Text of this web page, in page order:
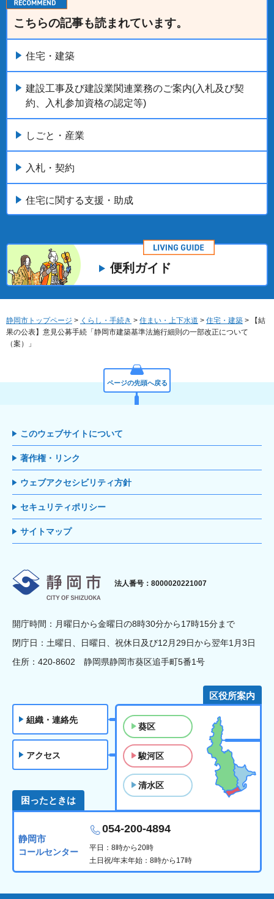
こちらの記事も読まれています。
住宅・建築
建設工事及び建設業関連業務のご案内(入札及び契
約、入札参加資格の認定等)
しごと・産業
入札・契約
住宅に関する支援・助成
便利ガイド
静岡市トップページ > くらし・手続き > 住まい・上下水道 > 住宅・建築 > 【結
果の公表】意見公募手続「静岡市建築基準法施行細則の一部改正について
（案）」
ページの先頭へ戻る
このウェブサイトについて
著作権・リンク
ウェブアクセシビリティ方針
セキュリティポリシー
サイトマップ
静岡市
法人番号：8000020221007
開庁時間：月曜日から金曜日の8時30分から17時15分まで
閉庁日：土曜日、日曜日、祝休日及び12月29日から翌年1月3日
住所：420-8602 静岡県静岡市葵区追手町5番1号
組織・連絡先
アクセス
区役所案内
葵区
駿河区
清水区
困ったときは
静岡市
コールセンター
054-200-4894
平日：8時から20時
土日祝/年末年始：8時から17時